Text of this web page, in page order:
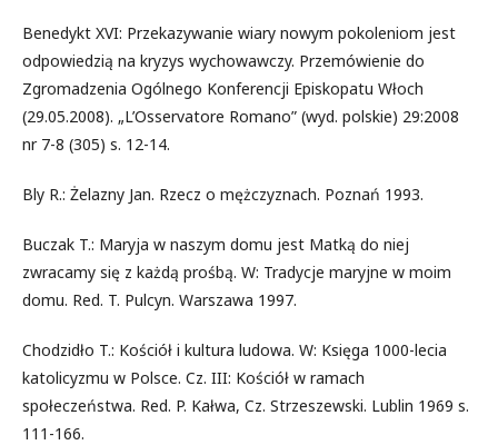
Benedykt XVI: Przekazywanie wiary nowym pokoleniom jest
odpowiedzią na kryzys wychowawczy. Przemówienie do
Zgromadzenia Ogólnego Konferencji Episkopatu Włoch
(29.05.2008). „L’Osservatore Romano” (wyd. polskie) 29:2008
nr 7-8 (305) s. 12-14.
Bly R.: Żelazny Jan. Rzecz o mężczyznach. Poznań 1993.
Buczak T.: Maryja w naszym domu jest Matką do niej
zwracamy się z każdą prośbą. W: Tradycje maryjne w moim
domu. Red. T. Pulcyn. Warszawa 1997.
Chodzidło T.: Kościół i kultura ludowa. W: Księga 1000-lecia
katolicyzmu w Polsce. Cz. III: Kościół w ramach
społeczeństwa. Red. P. Kałwa, Cz. Strzeszewski. Lublin 1969 s.
111-166.